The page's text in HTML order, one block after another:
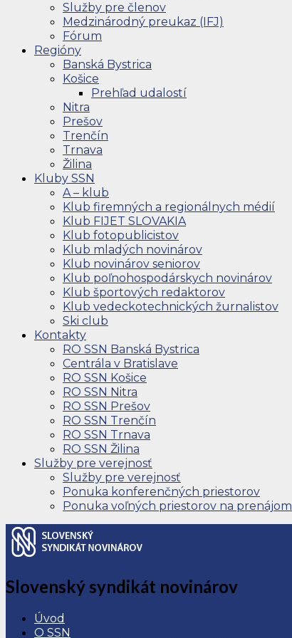
Služby pre členov
Medzinárodný preukaz (IFJ)
Fórum
Regióny
Banská Bystrica
Košice
Prehľad udalostí
Nitra
Prešov
Trenčín
Trnava
Žilina
Kluby SSN
A – klub
Klub firemných a regionálnych médií
Klub FIJET SLOVAKIA
Klub fotopublicistov
Klub mladých novinárov
Klub novinárov seniorov
Klub poľnohospodárskych novinárov
Klub športových redaktorov
Klub vedeckotechnických žurnalistov
Ski club
Kontakty
RO SSN Banská Bystrica
Centrála v Bratislave
RO SSN Košice
RO SSN Nitra
RO SSN Prešov
RO SSN Trenčín
RO SSN Trnava
RO SSN Žilina
Služby pre verejnosť
Služby pre verejnosť
Ponuka konferenčných priestorov
Ponuka voľných priestorov na prenájom
Slovenský syndikát novinárov
Úvod
O SSN